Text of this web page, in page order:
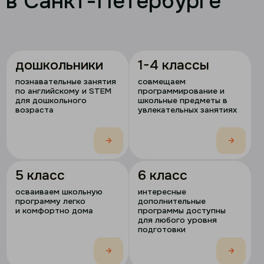
узнать подробнее
поможем окончить
быстрее
гос. лицензия
обучение экстерном